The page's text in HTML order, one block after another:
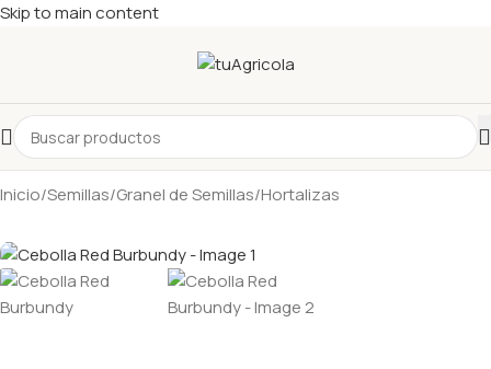
Skip to main content
Inicio/Semillas/Granel de Semillas/Hortalizas